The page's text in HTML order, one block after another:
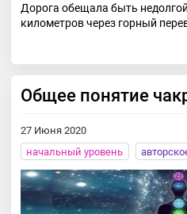
Дорога обещала быть
километров через горный
Общее понятие
27 Июня 2020
начальный уровень